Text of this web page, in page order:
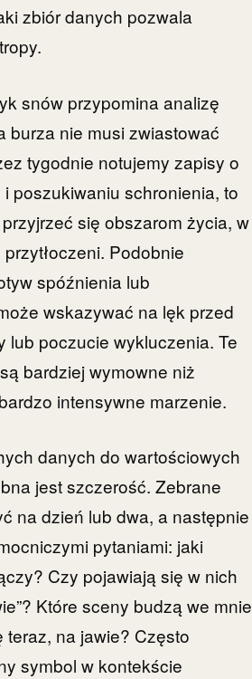
zbiór danych pozwala
snów przypomina analizę
burza nie musi zwiastować
tygodnie notujemy zapisy o
poszukiwaniu schronienia, to
się obszarom życia, w
Podobnie
spóźnienia lub
wskazywać na lęk przed
lub poczucie wykluczenia. Te
bardziej wymowne niż
intensywne marzenie.
danych do wartościowych
jest szczerość. Zebrane
na dzień lub dwa, a następnie
pytaniami: jaki
Czy pojawiają się w nich
Które sceny budzą we mnie
na jawie? Często
symbol w kontekście